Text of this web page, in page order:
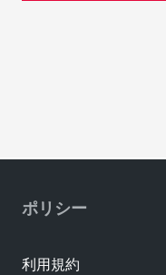
ポリシー
利用規約